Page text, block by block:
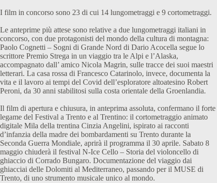
I film in concorso sono 23 di cui 14 lungometraggi e 9 cortometraggi.
Le anteprime più attese sono relative a due lungometraggi italiani in
concorso, con due protagonisti del mondo della cultura di montagna:
Paolo Cognetti – Sogni di Grande Nord di Dario Acocella segue lo
scrittore Premio Strega in un viaggio tra le Alpi e l’Alaska,
accompagnato dall’ amico Nicola Magrin, sulle tracce dei suoi maestri
letterari. La casa rossa di Francesco Catarinolo, invece, documenta la
vita e il lavoro ai tempi del Covid dell’esploratore altoatesino Robert
Peroni, da 30 anni stabilitosi sulla costa orientale della Groenlandia.
Il film di apertura e chiusura, in anteprima assoluta, confermano il forte
legame del Festival a Trento e al Trentino: il cortometraggio animato
digitale Mila della trentina Cinzia Angelini, ispirato ai racconti
d’infanzia della madre dei bombardamenti su Trento durante la
Seconda Guerra Mondiale, aprirà il programma il 30 aprile. Sabato 8
maggio chiuderà il festival N-Ice Cello – Storia del violoncello di
ghiaccio di Corrado Bungaro. Documentazione del viaggio dai
ghiacciai delle Dolomiti al Mediterraneo, passando per il MUSE di
Trento, di uno strumento musicale unico al mondo.